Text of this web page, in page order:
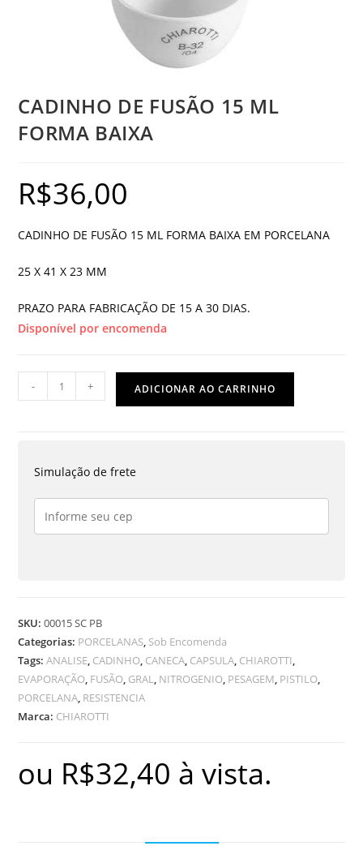
CADINHO DE FUSÃO 15 ML
FORMA BAIXA
R$36,00
CADINHO DE FUSÃO 15 ML FORMA BAIXA EM PORCELANA
25 X 41 X 23 MM
PRAZO PARA FABRICAÇÃO DE 15 A 30 DIAS.
Disponível por encomenda
CADINHO
DE
BAIXA
quantidade
- + ADICIONAR AO CARRINHO
Simulação de frete
SKU:00015 SC PB
Categorias: PORCELANAS, Sob Encomenda
Tags:ANALISE, CADINHO, CANECA, CAPSULA, CHIAROTTI,
EVAPORAÇÃO, FUSÃO, GRAL, NITROGENIO, PESAGEM, PISTILO,
PORCELANA, RESISTENCIA
Marca: CHIAROTTI
ou R$32,40 à vista.